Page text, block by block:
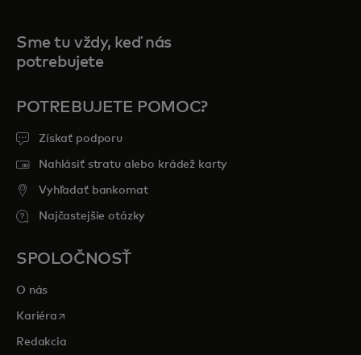
Sme tu vždy, keď nás
potrebujete
POTREBUJETE POMOC?
Získať podporu
Nahlásiť stratu alebo krádež karty
Vyhľadať bankomat
Najčastejšie otázky
SPOLOČNOSŤ
O nás
Kariéra opens in a new tab
Redakcia